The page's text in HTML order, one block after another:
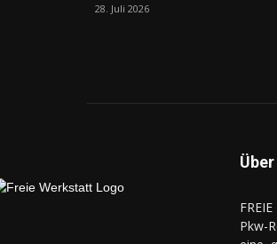
28. Juli 2026
Pkw-